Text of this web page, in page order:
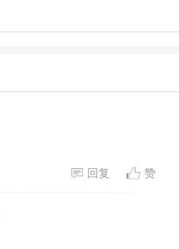
回复 赞